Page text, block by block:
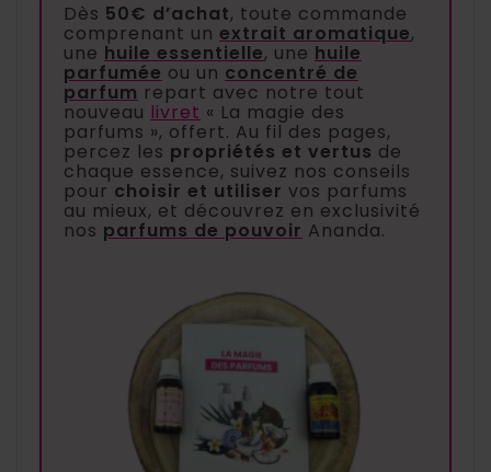
Dès 50€ d’achat, toute commande
comprenant un extrait aromatique,
une huile essentielle, une huile
parfumée ou un concentré de
parfum repart avec notre tout
nouveau livret « La magie des
parfums », offert. Au fil des pages,
percez les propriétés et vertus de
chaque essence, suivez nos conseils
pour choisir et utiliser vos parfums
au mieux, et découvrez en exclusivité
nos parfums de pouvoir Ananda.